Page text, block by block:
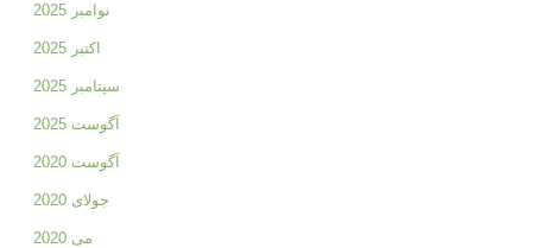
نوامبر 2025
اکتبر 2025
سپتامبر 2025
آگوست 2025
آگوست 2020
جولای 2020
می 2020